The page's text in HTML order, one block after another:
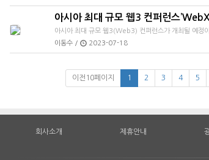
아시아 최대 규모 웹3 컨퍼런스
아시아 최대 규모 웹3(Web3) 컨퍼런스가 개최될 예정
이동수 /
2023-07-18
이전10페이지 1 2 3 4 5
회사소개 제휴안내